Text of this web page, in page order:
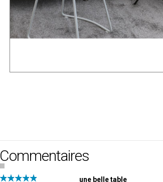
Commentaires
une belle table